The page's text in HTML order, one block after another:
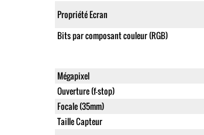
Propriété Ecran
Bits par composant couleur (RGB)
Mégapixel
Ouverture (f-stop)
Focale (35mm)
Taille Capteur